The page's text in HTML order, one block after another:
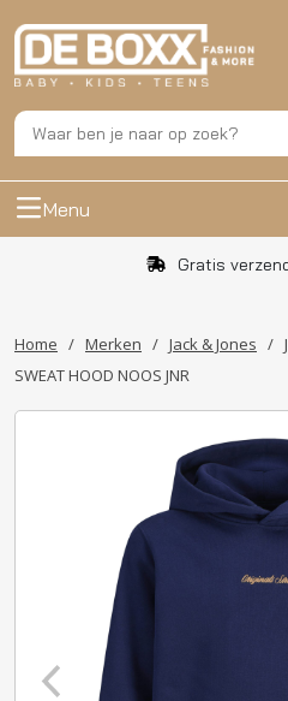
Menu
Gratis
Home / Merken / Jack & Jones /
SWEAT HOOD NOOS JNR